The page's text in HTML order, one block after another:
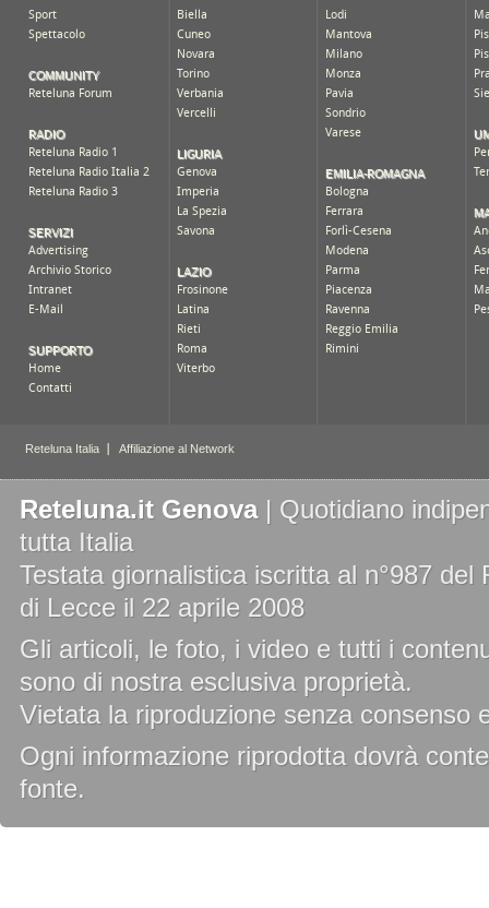
Reteluna.it Genova| Quotidiano
tutta Italia
Testata giornalistica iscritta al n°987
di Lecce il 22 aprile 2008
Gli articoli, le foto, i video e tutti i
sono di nostra esclusiva proprietà.
Vietata la riproduzione senza consenso
Ogni informazione riprodotta dovrà
fonte.